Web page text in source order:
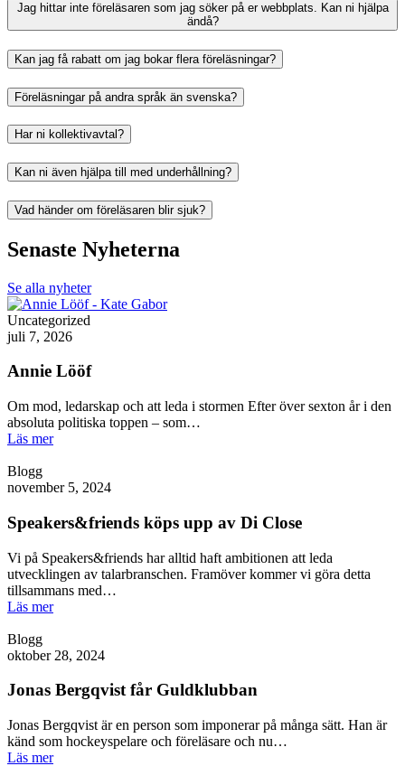
Jag hittar inte föreläsaren som jag söker på er webbplats. Kan ni hjälpa
ändå?
Kan jag få rabatt om jag bokar flera föreläsningar?
Föreläsningar på andra språk än svenska?
Har ni kollektivavtal?
Kan ni även hjälpa till med underhållning?
Vad händer om föreläsaren blir sjuk?
Senaste Nyheterna
Se alla nyheter
Uncategorized
juli 7, 2026
Annie Lööf
Om mod, ledarskap och att leda i stormen Efter över sexton år i den
absoluta politiska toppen – som…
Läs mer
Blogg
november 5, 2024
Speakers&friends köps upp av Di Close
Vi på Speakers&friends har alltid haft ambitionen att leda
utvecklingen av talarbranschen. Framöver kommer vi göra detta
tillsammans med…
Läs mer
Blogg
oktober 28, 2024
Jonas Bergqvist får Guldklubban
Jonas Bergqvist är en person som imponerar på många sätt. Han är
känd som hockeyspelare och föreläsare och nu…
Läs mer